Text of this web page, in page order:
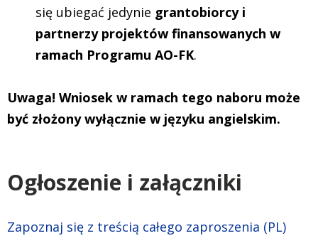
się ubiegać jedynie grantobiorcy i
partnerzy projektów finansowanych w
ramach Programu AO-FK.
Uwaga! Wniosek w ramach tego naboru może
być złożony wyłącznie w języku angielskim.
Ogłoszenie i załączniki
Zapoznaj się z treścią całego zaproszenia (PL)